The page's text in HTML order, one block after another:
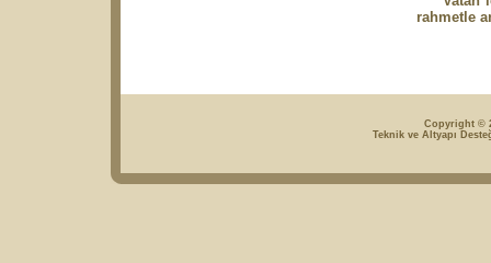
rahmetle
Copyright ©
Teknik ve Altyapı